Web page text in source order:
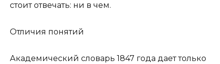
стоит отвечать: ни в чем.
Отличия понятий
Академический словарь 1847 года дает только